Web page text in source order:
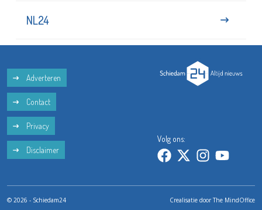
NL24
Adverteren
Contact
Privacy
Disclaimer
Volg ons:
© 2026 - Schiedam24 Crealisatie doorThe MindOffice